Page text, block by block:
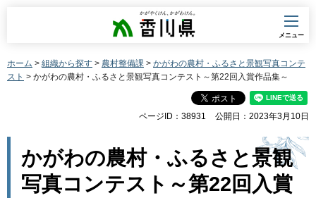
香川県
メニュー
ホーム > 組織から探す > 農村整備課 > かがわの農村・ふるさと景観写真コンテ
スト > かがわの農村・ふるさと景観写真コンテスト～第22回入賞作品集～
ページID：38931 公開日：2023年3月10日
かがわの農村・ふるさと景観
写真コンテスト～第22回入賞